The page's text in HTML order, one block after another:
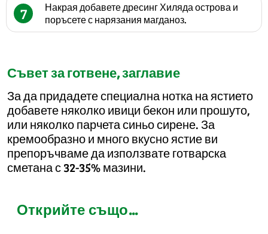
7
Накрая добавете дресинг Хиляда острова и
поръсете с нарязания магданоз.
Съвет за готвене, заглавие
За да придадете специална нотка на ястието
добавете няколко ивици бекон или прошуто,
или няколко парчета синьо сирене. За
кремообразно и много вкусно ястие ви
препоръчваме да използвате готварска
сметана с 32-35% мазини.
Открийте също...